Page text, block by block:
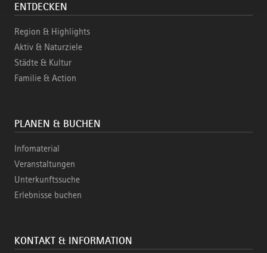
ENTDECKEN
Region & Highlights
Aktiv & Naturziele
Städte & Kultur
Familie & Action
PLANEN & BUCHEN
Infomaterial
Veranstaltungen
Unterkunftssuche
Erlebnisse buchen
KONTAKT & INFORMATION